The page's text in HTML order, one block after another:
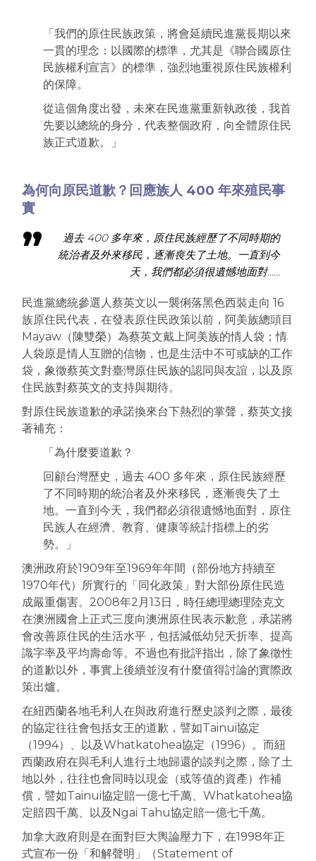
「我們的原住民族政策，將會延續民進黨長期以來
一貫的理念：以國際的標準，尤其是《聯合國原住
民族權利宣言》的標準，強烈地重視原住民族權利
的保障。
從這個角度出發，未來在民進黨重新執政後，我首
先要以總統的身分，代表整個政府，向全體原住民
族正式道歉。」
為何向原民道歉？回應族人 400 年來殖民事
實
過去 400 多年來，原住民族經歷了不同時期的
統治者及外來移民，逐漸喪失了土地。一直到今
天，我們都必須很遺憾地面對……
民進黨總統參選人蔡英文以一襲俐落黑色西裝走向 16
族原住民代表，在發表原住民政策以前，阿美族總頭目
Mayaw（陳雙榮）為蔡英文戴上阿美族的情人袋；情
人袋原是情人互贈的信物，也是生活中不可或缺的工作
袋，象徵蔡英文對臺灣原住民族的認同與友誼，以及原
住民族對蔡英文的支持與期待。
對原住民族道歉的承諾換來台下熱烈的掌聲，蔡英文接
著補充：
「為什麼要道歉？
回顧台灣歷史，過去 400 多年來，原住民族經歷
了不同時期的統治者及外來移民，逐漸喪失了土
地。一直到今天，我們都必須很遺憾地面對，原住
民族人在經濟、教育、健康等統計指標上的劣
勢。」
澳洲政府於1909年至1969年年間（部份地方持續至
1970年代）所實行的「同化政策」對大部份原住民造
成嚴重傷害。2008年2月13日，時任總理總理陸克文
在澳洲國會上正式三度向澳洲原住民表示歉意，承諾將
會改善原住民的生活水平，包括減低幼兒夭折率、提高
識字率及平均壽命等。不過也有批評指出，除了象徵性
的道歉以外，事實上後續並沒有什麼值得討論的實際政
策出爐。
在紐西蘭各地毛利人在與政府進行歷史談判之際，最後
的協定往往會包括女王的道歉，譬如Tainui協定
（1994）、以及Whatkatohea協定（1996）。而紐
西蘭政府在與毛利人進行土地歸還的談判之際，除了土
地以外，往往也會同時以現金（或等值的資產）作補
償，譬如Tainui協定賠一億七千萬、Whatkatohea協
定賠四千萬、以及Ngai Tahu協定賠一億七千萬。
加拿大政府則是在面對巨大輿論壓力下，在1998年正
式宣布一份「和解聲明」（Statement of